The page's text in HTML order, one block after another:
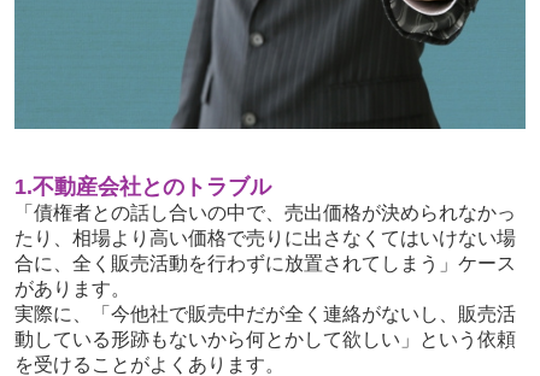
1.不動産会社とのトラブル
「債権者との話し合いの中で、売出価格が決められなかっ
たり、相場より高い価格で売りに出さなくてはいけない場
合に、全く販売活動を行わずに放置されてしまう」ケース
があります。
実際に、「今他社で販売中だが全く連絡がないし、販売活
動している形跡もないから何とかして欲しい」という依頼
を受けることがよくあります。